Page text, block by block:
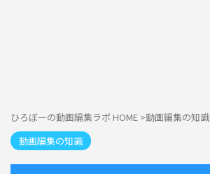
ひろぼーの動画編集ラボ HOME >動画編集の知識
動画編集の知識